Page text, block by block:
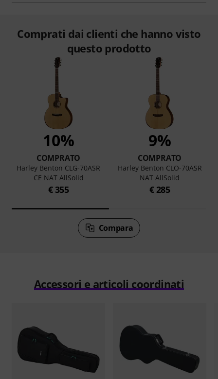
Comprati dai clienti che hanno visto
questo prodotto
10%
COMPRATO
Harley Benton CLG-70ASR
CE NAT AllSolid
€ 355
9%
COMPRATO
Harley Benton CLO-70ASR
NAT AllSolid
€ 285
Compara
Accessori e articoli coordinati